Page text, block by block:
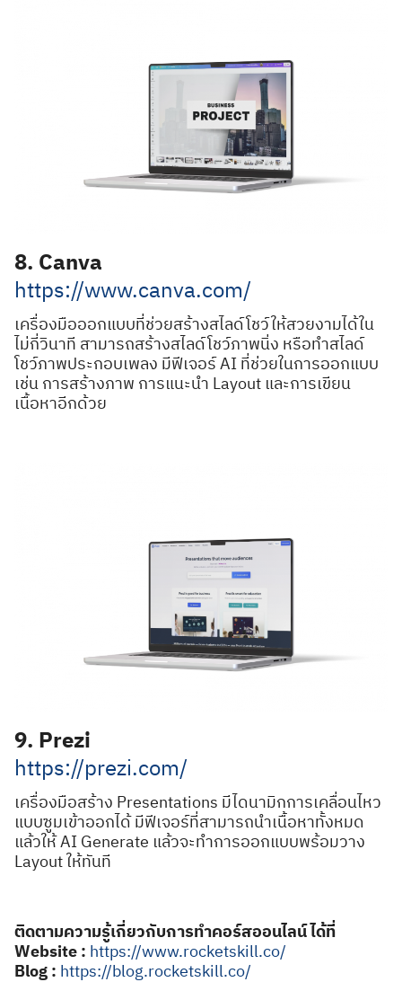
8. Canva
https://www.canva.com/
เครื่องมือออกแบบที่ช่วยสร้างสไลด์โชว์ให้สวยงามได้ใน
ไม่กี่วินาที สามารถสร้างสไลด์โชว์ภาพนิ่ง หรือทําสไลด์
โชว์ภาพประกอบเพลง มีฟีเจอร์ AI ที่ช่วยในการออกแบบ
เช่น การสร้างภาพ การแนะนำ Layout และการเขียน
เนื้อหาอีกด้วย
9. Prezi
https://prezi.com/
เครื่องมือสร้าง Presentations มีไดนามิกการเคลื่อนไหว
แบบซูมเข้าออกได้ มีฟีเจอร์ที่สามารถนำเนื้อหาทั้งหมด
แล้วให้ AI Generate แล้วจะทำการออกแบบพร้อมวาง
Layout ให้ทันที
ติดตามความรู้เกี่ยวกับการทำคอร์สออนไลน์ ได้ที่
Website : https://www.rocketskill.co/
Blog : https://blog.rocketskill.co/